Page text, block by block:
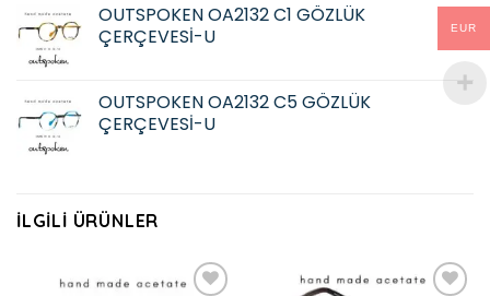
OUTSPOKEN OA2132 C1 GÖZLÜK
ÇERÇEVESİ-U
OUTSPOKEN OA2132 C5 GÖZLÜK
ÇERÇEVESİ-U
İLGILI ÜRÜNLER
EUR